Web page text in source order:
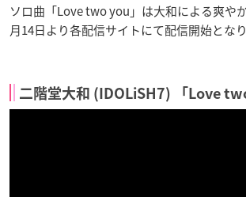
ソロ曲「Love two you 」は大和による爽や
月14日より各配信サイトにて配信開始となり
二階堂大和 (IDOLiSH7) 「Love